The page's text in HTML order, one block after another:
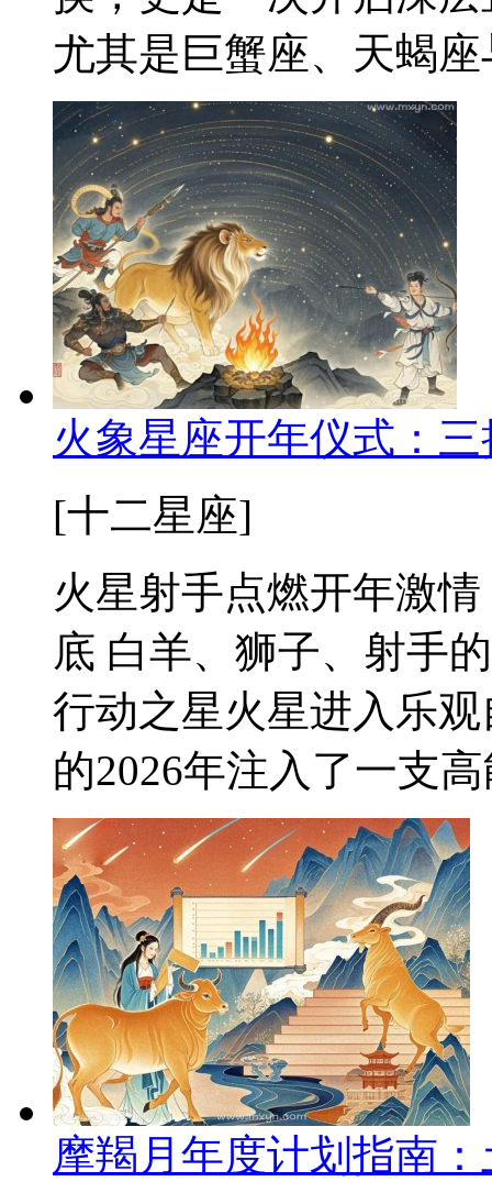
尤其是巨蟹座、天蝎
火象星座开年仪式：
[十二星座]
火星射手点燃开年激
底 白羊、狮子、射手
行动之星火星进入乐
的2026年注入了一支
摩羯月年度计划指南